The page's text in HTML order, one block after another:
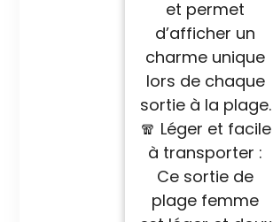
et permet
d’afficher un
charme unique
lors de chaque
sortie à la plage.
🧣 Léger et facile
à transporter :
Ce sortie de
plage femme